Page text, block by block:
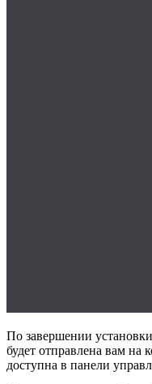
По завершении
будет отправлена вам на
доступна в панели